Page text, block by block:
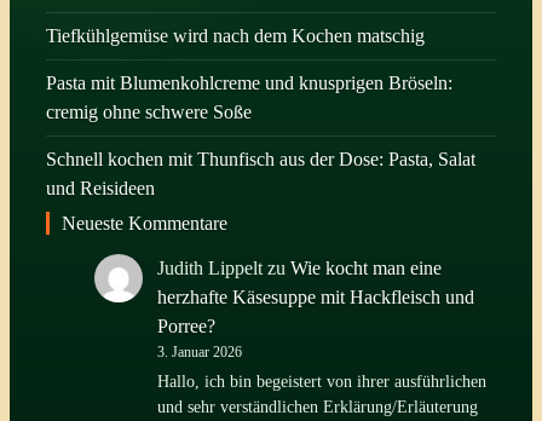
Tiefkühlgemüse wird nach dem Kochen matschig
Pasta mit Blumenkohlcreme und knusprigen Bröseln:
cremig ohne schwere Soße
Schnell kochen mit Thunfisch aus der Dose: Pasta, Salat
und Reisideen
Neueste Kommentare
Judith Lippelt zu Wie kocht man eine
herzhafte Käsesuppe mit Hackfleisch und
Porree?
3. Januar 2026
Hallo, ich bin begeistert von ihrer ausführlichen
und sehr verständlichen Erklärung/Erläuterung